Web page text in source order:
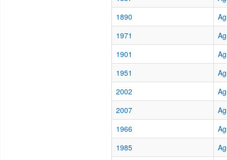
1890
1971
1901
1951
2002
2007
1966
1985